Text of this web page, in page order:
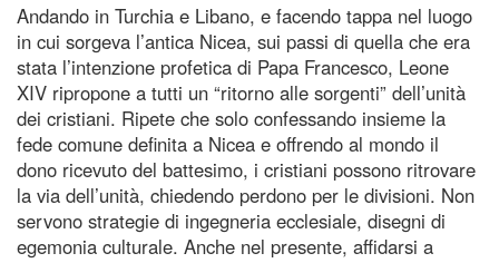
Andando in Turchia e Libano, e facendo tappa nel luogo
in cui sorgeva l’antica Nicea, sui passi di quella che era
stata l’intenzione profetica di Papa Francesco, Leone
XIV ripropone a tutti un “ritorno alle sorgenti” dell’unità
dei cristiani. Ripete che solo confessando insieme la
fede comune definita a Nicea e offrendo al mondo il
dono ricevuto del battesimo, i cristiani possono ritrovare
la via dell’unità, chiedendo perdono per le divisioni. Non
servono strategie di ingegneria ecclesiale, disegni di
egemonia culturale. Anche nel presente, affidarsi a